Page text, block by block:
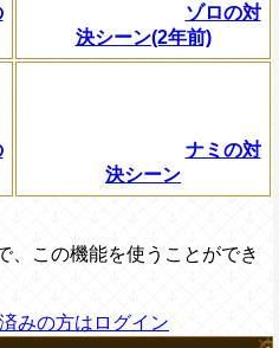
ゾロの対
決シーン(2年前)
ナミの対
決シーン
、この機能を使うことができ
みの方はログイン